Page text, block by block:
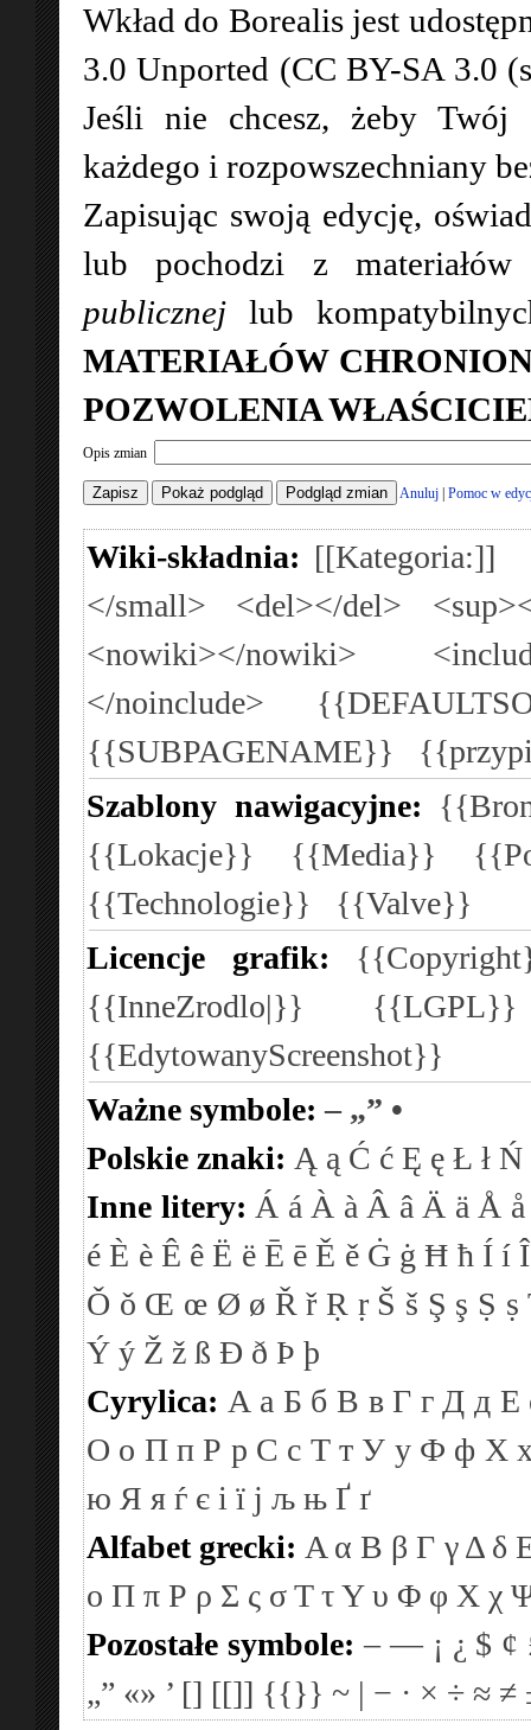
Wkład do Borealis jest
3.0 Unported (CC BY-SA 3.0
Jeśli nie chcesz, żeby Twój
każdego i rozpowszechniany
Zapisując swoją edycję,
lub pochodzi z
publicznej lub
MATERIAŁÓW
POZWOLENIA
Opis zmian
Anuluj Pomoc w
Wiki-składnia: [[Kategoria:]]
</small>
<del></del>
<nowiki></nowiki>
</noinclude>
{{SUBPAGENAME}}
Szablony nawigacyjne:
{{Lokacje}}
{{Media}}
{{Technologie}}
{{Valve}}
Licencje grafik:
{{InneZrodlo|}}
{{EdytowanyScreenshot}}
Ważne symbole:– „” •
Polskie znaki: Ą ą Ć ć Ę ę Ł ł Ń
Inne litery: Á á À à Â â Ä ä Å å
é È è Ê ê Ë ë Ē ē Ě ě Ġ ġ Ħ ħ Í í Î
Ǒ ǒ Œ œ Ø ø Ř ř Ṛ ṛ Š š Ş ş Ṣ ṣ
Ý ý Ž ž ß Ð ð Þ þ
Cyrylica: А а Б б В в Г г Д д Е
О о П п Р р С с Т т У у Ф ф Х
ю Я я ѓ є і ї ј љ њ Ґ ґ
Alfabet grecki: Α α Β β Γ γ Δ δ
ο Π π Ρ ρ Σ ς σΤ τΥ υ Φ φ Χ χ
Pozostałe symbole: – — ¡ ¿ $ ¢
„” «» ’ [] [[]] {{}} ~ | − · × ÷ ≈ ≠